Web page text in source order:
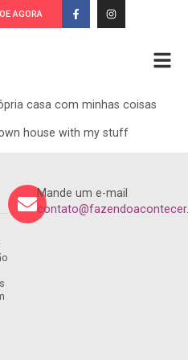
AGORA
casa com minhas coisas
house with my stuff
Mande um e-mail